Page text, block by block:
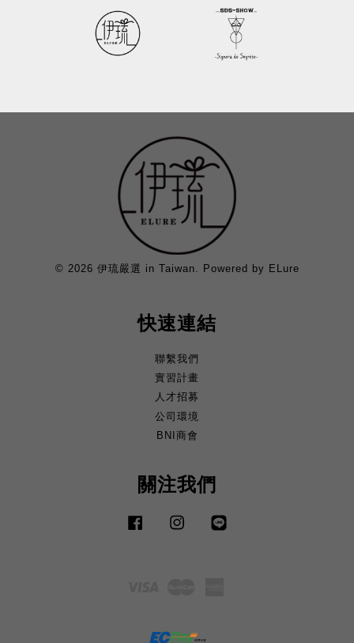
© 2026 伊琉嚴選 in Taiwan. Powered by ELure
快速連結
聯繫我們
實習計畫
人才招募
公司環境
BNI商會
關注我們
Facebook Instagram